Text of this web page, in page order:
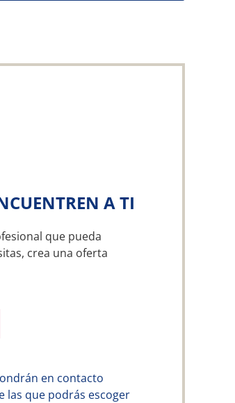
A TI
que pueda
crea una oferta
en contacto
las que podrás escoger